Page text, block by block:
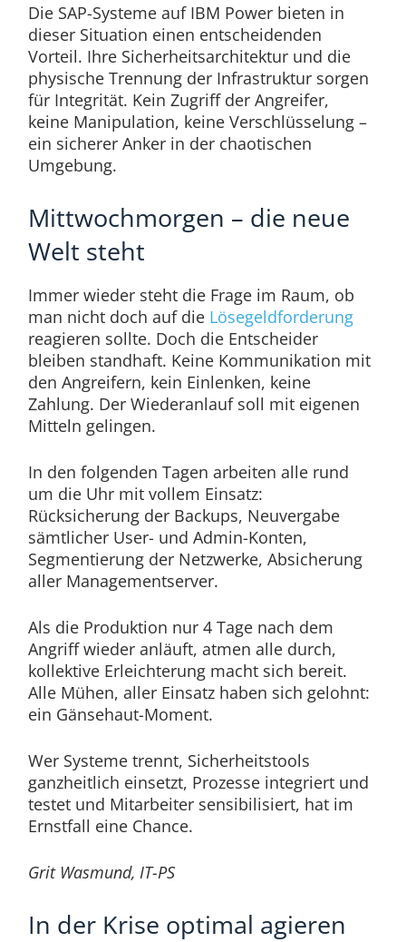
Die SAP-Systeme auf IBM Power bieten in
dieser Situation einen entscheidenden
Vorteil. Ihre Sicherheitsarchitektur und die
physische Trennung der Infrastruktur sorgen
für Integrität. Kein Zugriff der Angreifer,
keine Manipulation, keine Verschlüsselung –
ein sicherer Anker in der chaotischen
Umgebung.
Mittwochmorgen – die neue
Welt steht
Immer wieder steht die Frage im Raum, ob
man nicht doch auf die Lösegeldforderung
reagieren sollte. Doch die Entscheider
bleiben standhaft. Keine Kommunikation mit
den Angreifern, kein Einlenken, keine
Zahlung. Der Wiederanlauf soll mit eigenen
Mitteln gelingen.
In den folgenden Tagen arbeiten alle rund
um die Uhr mit vollem Einsatz:
Rücksicherung der Backups, Neuvergabe
sämtlicher User- und Admin-Konten,
Segmentierung der Netzwerke, Absicherung
aller Managementserver.
Als die Produktion nur 4 Tage nach dem
Angriff wieder anläuft, atmen alle durch,
kollektive Erleichterung macht sich bereit.
Alle Mühen, aller Einsatz haben sich gelohnt:
ein Gänsehaut-Moment.
Wer Systeme trennt, Sicherheitstools
ganzheitlich einsetzt, Prozesse integriert und
testet und Mitarbeiter sensibilisiert, hat im
Ernstfall eine Chance.
Grit Wasmund, IT-PS
In der Krise optimal agieren